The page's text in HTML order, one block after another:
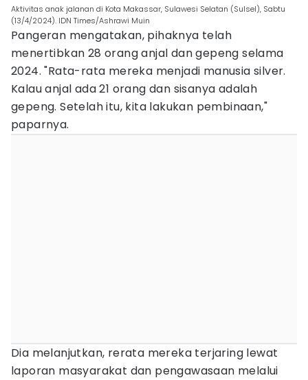
Aktivitas anak jalanan di Kota Makassar, Sulawesi Selatan (Sulsel), Sabtu
(13/4/2024). IDN Times/Ashrawi Muin
Pangeran mengatakan, pihaknya telah
menertibkan 28 orang anjal dan gepeng selama
2024. "Rata-rata mereka menjadi manusia silver.
Kalau anjal ada 21 orang dan sisanya adalah
gepeng. Setelah itu, kita lakukan pembinaan,"
paparnya.
Dia melanjutkan, rerata mereka terjaring lewat
laporan masyarakat dan pengawasaan melalui